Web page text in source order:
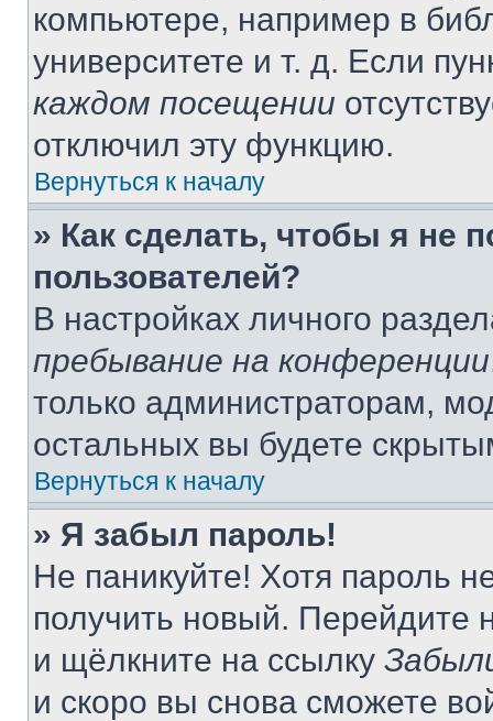
компьютере, например в
университете и т. д. Если
каждом посещении
отключил эту функцию.
Вернуться к началу
» Как сделать, чтобы я не
пользователей?
В настройках личного
пребывание на конференции
только администраторам,
остальных вы будете
Вернуться к началу
» Я забыл пароль!
Не паникуйте! Хотя пароль
получить новый. Перейдите
и щёлкните на ссылку
и скоро вы снова сможете